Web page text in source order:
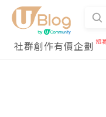
社群創作有價企劃